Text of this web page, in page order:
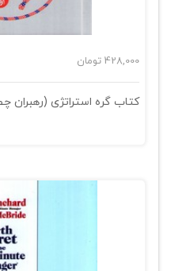
428,000 تومان
کتاب گره استراتژی